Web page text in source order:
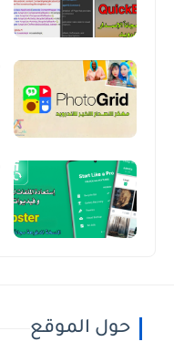
حول الموقع